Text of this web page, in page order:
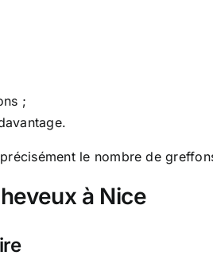
;
le nombre de
à Nice